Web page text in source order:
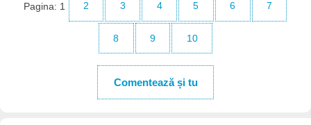
Pagina: 1 2 3 4 5 6 7
8 9 10
Comentează și tu